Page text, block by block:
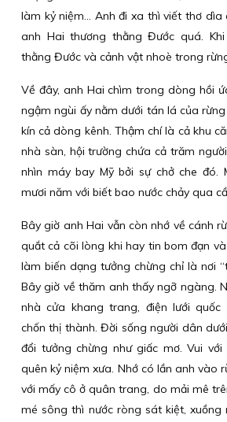
làm kỷ niệm… Anh đi xa thì viết thơ dìa
anh Hai thương thằng Đước quá.
thằng Đước và cảnh vật nhoè trong
Về đây, anh Hai chìm trong dòng hồi
ngậm ngùi ấy nằm dưới tán lá của
kín cả dòng kênh. Thậm chí là cả khu
nhà sàn, hội trường chứa cả trăm
nhìn máy bay Mỹ bởi sự chở che đó.
mươi năm với biết bao nước chảy qua
Bây giờ anh Hai vẫn còn nhớ về cánh
quắt cả cõi lòng khi hay tin bom đạn
làm biến dạng tưởng chừng chỉ là nơi
Bây giờ về thăm anh thấy ngỡ ngàng.
nhà cửa khang trang, điện lưới
chốn thị thành. Đời sống người dân
đổi tưởng chừng như giấc mơ. Vui
quên kỷ niệm xưa. Nhớ có lần anh vào
với mấy cô ở quân trang, do mải mê
mé sông thì nước ròng sát kiệt, xuồng